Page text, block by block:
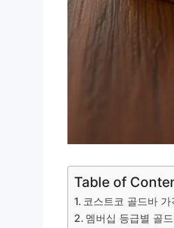
Table of
코스트코 골드바
멤버십 등급별 골